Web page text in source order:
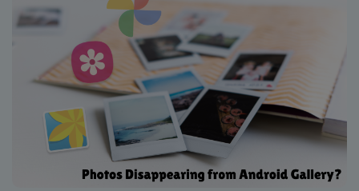
фотографии, видео и многое
другое со смартфона на смартфон,
со смартфона на ПК и наоборот.
Резервное копирование и
восстановление
Создавайте резервные копии для
18+ типов данных и данных
WhatsApp на ПК. С легкостью